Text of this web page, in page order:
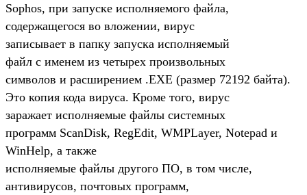
Sophos, при запуске исполняемого файла,
содержащегося во вложении, вирус
записывает в папку запуска исполняемый
файл с именем из четырех произвольных
символов и расширением .EXE (размер 72192 байта).
Это копия кода вируса. Кроме того, вирус
заражает исполняемые файлы системных
программ ScanDisk, RegEdit, WMPLayer, Notepad и
WinHelp, а также
исполняемые файлы другого ПО, в том числе,
антивирусов, почтовых программ,